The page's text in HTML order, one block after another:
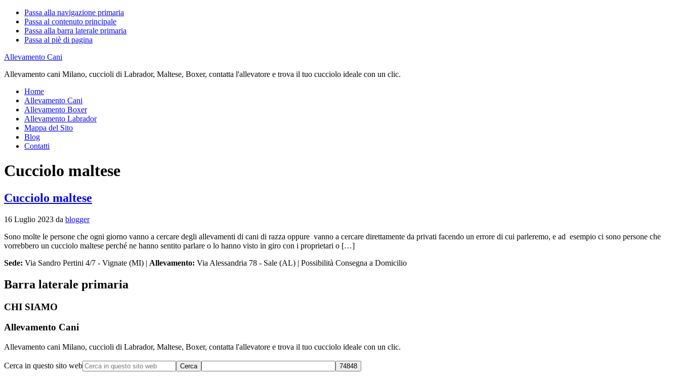
Passa alla navigazione primaria
Passa al contenuto principale
Passa alla barra laterale primaria
Passa al piè di pagina
Allevamento Cani
Allevamento cani Milano, cuccioli di Labrador, Maltese, Boxer, contatta l'allevatore e trova il tuo cucciolo ideale con un clic.
Home
Allevamento Cani
Allevamento Boxer
Allevamento Labrador
Mappa del Sito
Blog
Contatti
Cucciolo maltese
Cucciolo maltese
16 Luglio 2023 da blogger
Sono molte le persone che ogni giorno vanno a cercare degli allevamenti di cani di razza oppure vanno a cercare direttamente da privati facendo un errore di cui parleremo, e ad esempio ci sono persone che
vorrebbero un cucciolo maltese perché ne hanno sentito parlare o lo hanno visto in giro con i proprietari o […]
Sede: Via Sandro Pertini 4/7 - Vignate (MI) | Allevamento: Via Alessandria 78 - Sale (AL) | Possibilità Consegna a Domicilio
Barra laterale primaria
CHI SIAMO
Allevamento Cani
Allevamento cani Milano, cuccioli di Labrador, Maltese, Boxer, contatta l'allevatore e trova il tuo cucciolo ideale con un clic.
Cerca in questo sito web